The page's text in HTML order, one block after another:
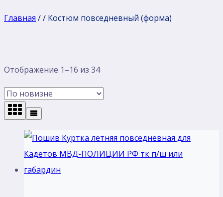
Главная // Костюм повседневный (форма)
Отображение 1–16 из 34Сортировка:
самые
недавние